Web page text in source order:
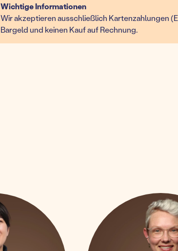
Wichtige Informationen
Wir akzeptieren ausschließlich Kartenzahlungen
Bargeld und keinen Kauf auf Rechnung.